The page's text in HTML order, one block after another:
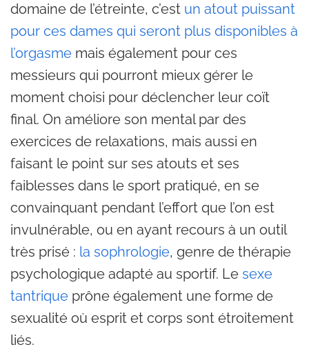
domaine de l’étreinte, c’est un atout puissant
pour ces dames qui seront plus disponibles à
l’orgasme mais également pour ces
messieurs qui pourront mieux gérer le
moment choisi pour déclencher leur coït
final. On améliore son mental par des
exercices de relaxations, mais aussi en
faisant le point sur ses atouts et ses
faiblesses dans le sport pratiqué, en se
convainquant pendant l’effort que l’on est
invulnérable, ou en ayant recours à un outil
très prisé : la sophrologie, genre de thérapie
psychologique adapté au sportif. Le sexe
tantrique prône également une forme de
sexualité où esprit et corps sont étroitement
liés.